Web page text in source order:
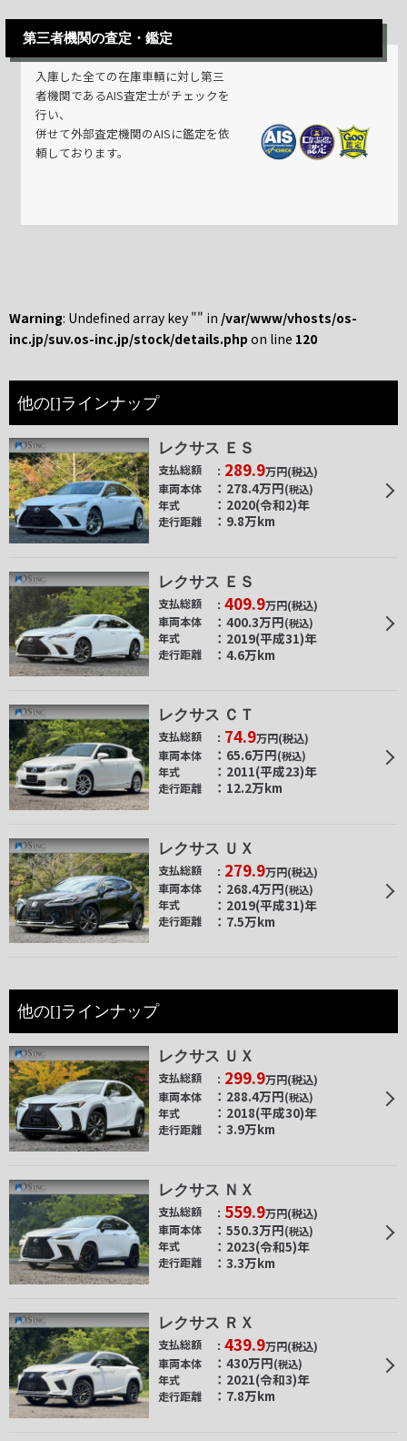
第三者機関の査定・鑑定
入庫した全ての在庫車輌に対し第三
者機関であるAIS査定士がチェックを
行い、
併せて外部査定機関のAISに鑑定を依
頼しております。
Warning: Undefined array key "" in /var/www/vhosts/os-
inc.jp/suv.os-inc.jp/stock/details.php on line 120
他の[]ラインナップ
レクサス ＥＳ
支払総額 289.9万円(税込)
車両本体
278.4万円(税込)
年式 2020(令和2)年
走行距離 9.8万km
レクサス ＥＳ
支払総額 409.9万円(税込)
車両本体
400.3万円(税込)
年式 2019(平成31)年
走行距離 4.6万km
レクサス ＣＴ
支払総額 74.9万円(税込)
車両本体
65.6万円(税込)
年式 2011(平成23)年
走行距離 12.2万km
レクサス ＵＸ
支払総額 279.9万円(税込)
車両本体
268.4万円(税込)
年式 2019(平成31)年
走行距離 7.5万km
他の[]ラインナップ
レクサス ＵＸ
支払総額 299.9万円(税込)
車両本体
288.4万円(税込)
年式 2018(平成30)年
走行距離 3.9万km
レクサス ＮＸ
支払総額 559.9万円(税込)
車両本体
550.3万円(税込)
年式 2023(令和5)年
走行距離 3.3万km
レクサス ＲＸ
支払総額 439.9万円(税込)
車両本体
430万円(税込)
年式 2021(令和3)年
走行距離 7.8万km